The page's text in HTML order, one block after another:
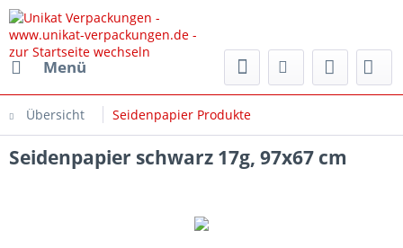
Menü
Übersicht Seidenpapier Produkte
Seidenpapier schwarz 17g, 97x67 cm